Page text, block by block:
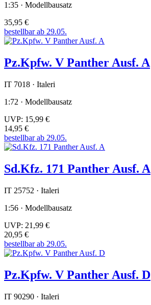
1:35 · Modellbausatz
35,95 €
bestellbar ab 29.05.
Pz.Kpfw. V Panther Ausf. A
IT 7018 · Italeri
1:72 · Modellbausatz
UVP: 15,99 €
14,95 €
bestellbar ab 29.05.
Sd.Kfz. 171 Panther Ausf. A
IT 25752 · Italeri
1:56 · Modellbausatz
UVP: 21,99 €
20,95 €
bestellbar ab 29.05.
Pz.Kpfw. V Panther Ausf. D
IT 90290 · Italeri